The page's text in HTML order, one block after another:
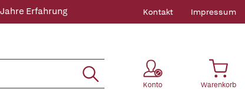
Erfahrung Kontakt Impressum
Konto Warenkorb